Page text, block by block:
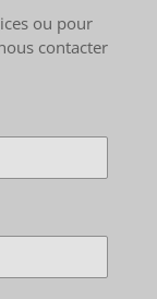
ou pour
contacter